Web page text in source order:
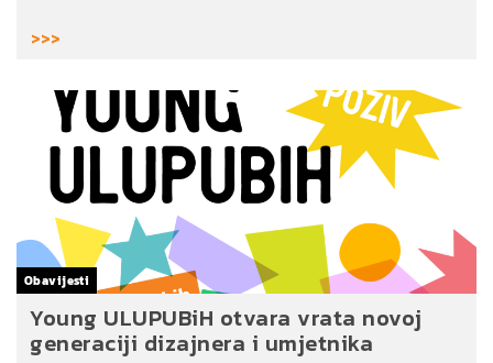
>>>
Obavijesti
Young ULUPUBiH otvara vrata novoj
generaciji dizajnera i umjetnika